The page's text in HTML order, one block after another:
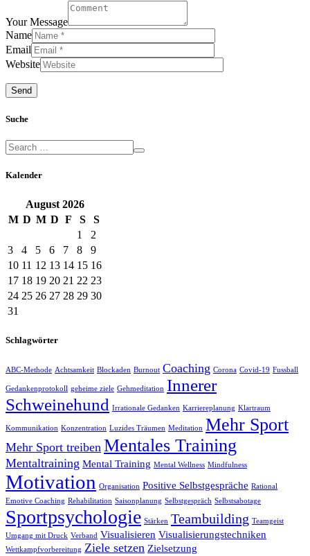
Your Message
Name
Email
Website
Suche
Kalender
August 2026
M D M D F S
S
1
2
3
4 5 6 7 8
9
10 11 12 13 14 15 16
17 18 19 20 21 22 23
24 25 26 27 28 29 30
31
Schlagwörter
ABC-Methode Achtsamkeit Blockaden Burnout Coaching Corona Covid-19 Fussball
Gedankenprotokoll geheime ziele Gehmeditation Innerer
Schweinehund Irrationale Gedanken Karriereplanung Klartraum
Kommunikation Konzentration Luzides Träumen Meditation Mehr Sport
Mehr Sport treiben Mentales Training
Mentaltraining Mental Training Mental Wellness Mindfulness
Motivation Organisation Positive Selbstgespräche Rational
Emotive Coaching Rehabilitation Saisonplanung Selbstgespräch Selbstsabotage
Sportpsychologie Stärken Teambuilding Teamgeist
Umgang mit Druck Verband Visualisieren Visualisierungstechniken
Wettkampfvorbereitung Ziele setzen Zielsetzung